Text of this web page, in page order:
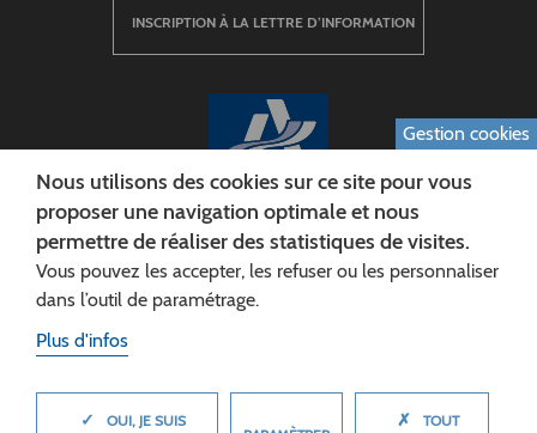
CONSEIL DÉPARTEMENTAL DE L'AISNE
Siège :
INSCRIPTION À LA LETTRE D’INFORMATION
Gestion cookies
Nous utilisons des cookies sur ce site pour vous
proposer une navigation optimale et nous
permettre de réaliser des statistiques de visites.
Vous pouvez les accepter, les refuser ou les personnaliser
dans l’outil de paramétrage.
Plus d'infos
✓ OUI, JE SUIS ✗ TOUT
MASQUER